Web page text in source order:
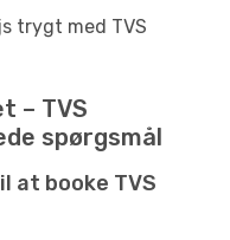
trygt med TVS
– TVS
spørgsmål
at booke TVS